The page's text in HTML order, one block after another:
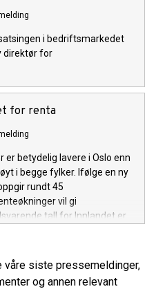
i bedriftsmarkedet
direktør for
for renta
betydelig lavere i Oslo enn
i begge fylker. Ifølge en ny
rundt 45
vil gi
tall for Innlandet er
våre siste pressemeldinger,
og annen relevant